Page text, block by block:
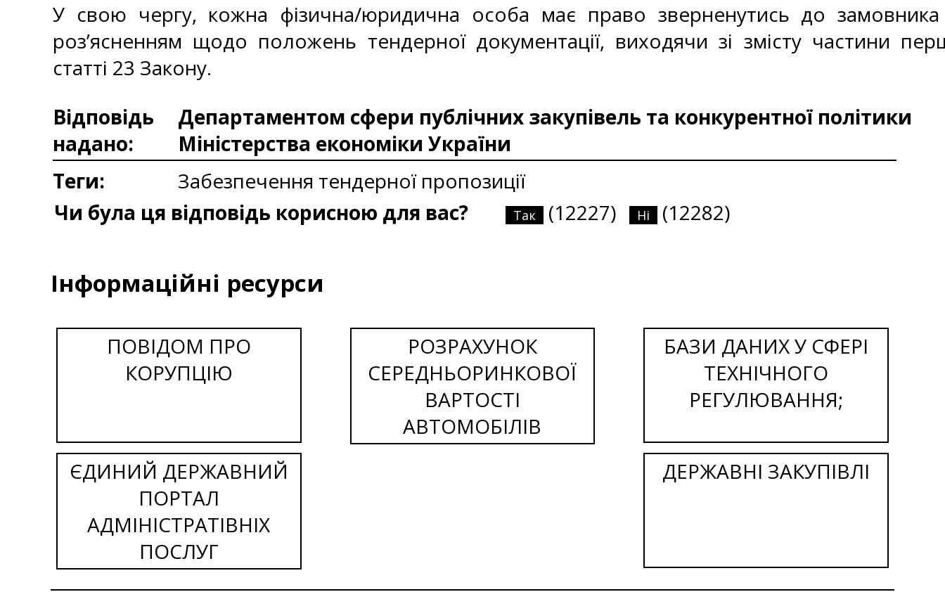
У свою чергу, кожна фізична/юридична особа має право зверненутись до
роз’ясненням щодо положень тендерної документації, виходячи зі змісту частини
статті 23 Закону.
Відповідь
надано:
Департаментом сфери публічних закупівель та конкурентної політики
Міністерства економіки України
Теги:
Забезпечення тендерної пропозиції
Чи була ця відповідь корисною для вас?
Так (12227) Ні (12282)
Інформаційні ресурси
ПОВІДОМ ПРО
КОРУПЦІЮ
РОЗРАХУНОК
СЕРЕДНЬОРИНКОВОЇ
ВАРТОСТІ
АВТОМОБІЛІВ
БАЗИ ДАНИХ У СФЕРІ
ТЕХНІЧНОГО
РЕГУЛЮВАННЯ;
ЄДИНИЙ ДЕРЖАВНИЙ
ПОРТАЛ
АДМІНІСТРАТІВНІХ
ПОСЛУГ
ДЕРЖАВНІ ЗАКУПІВЛІ